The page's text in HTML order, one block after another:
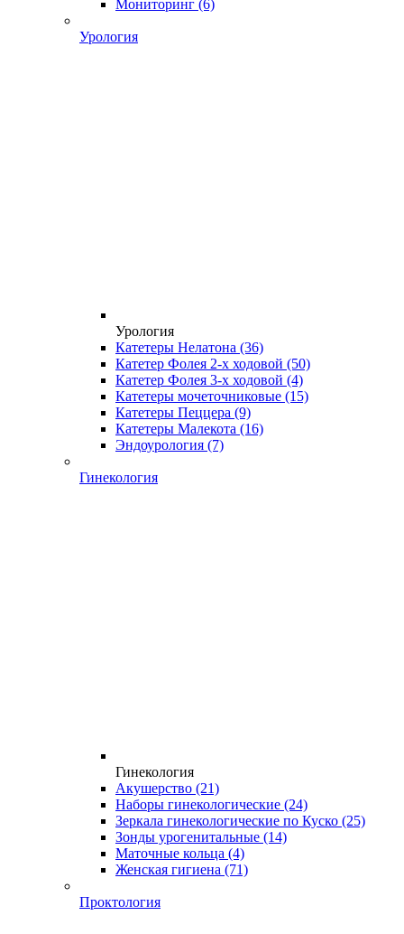
Мониторинг (6)
Урология
Урология
Катетеры Нелатона (36)
Катетер Фолея 2-х ходовой (50)
Катетер Фолея 3-х ходовой (4)
Катетеры мочеточниковые (15)
Катетеры Пеццера (9)
Катетеры Малекота (16)
Эндоурология (7)
Гинекология
Гинекология
Акушерство (21)
Наборы гинекологические (24)
Зеркала гинекологические по Куско (25)
Зонды урогенитальные (14)
Маточные кольца (4)
Женская гигиена (71)
Проктология